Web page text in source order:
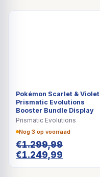
Pokémon Scarlet & Violet
Prismatic Evolutions
Booster Bundle Display
Prismatic Evolutions
Nog 3 op voorraad
€1.299,99
Oorspronkelijke
€1.249,99